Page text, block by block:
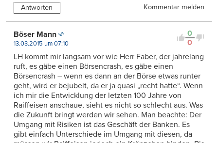
Antworten Kommentar melden
0
0
Böser Mann
13.03.2015 um 07:10
LH kommt mir langsam vor wie Herr Faber, der jahrelang
ruft, es gäbe einen Börsencrash, es gäbe einen
Börsencrash – wenn es dann an der Börse etwas runter
geht, wird er bejubelt, da er ja quasi „recht hatte“. Wenn
ich mir die Entwicklung der letzten 100 Jahre von
Raiffeisen anschaue, sieht es nicht so schlecht aus. Was
die Zukunft bringt werden wir sehen. Man beachte: Der
Umgang mit Risiken ist das Geschäft der Banken. Es
gibt einfach Unterschiede im Umgang mit diesen, da